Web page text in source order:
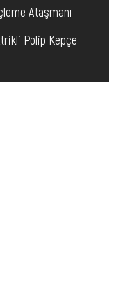
Ataşmanı
Polip Kepçe